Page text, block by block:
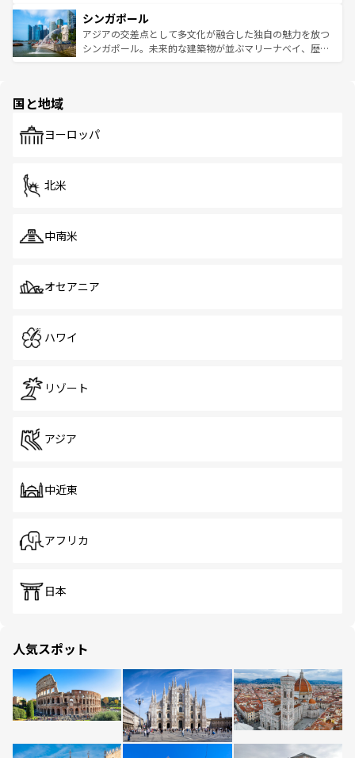
参照してほしい。
激する。気候は一年中温暖で、どの季節にも異なる楽しみ
が待っている。親しみやすいタイの人々、仏教を中心とし
た文化、そして多様な観光資源が、訪れる旅人を魅了し続
み、どこを訪れても感動するはず。観光スポットが密集し
ており、効率よく見どころを回れるのも魅力。息をのむよ
うな絶景から文化的な体験まで、香港を存分に楽しみ尽く
シンガポール
アジアの交差点として多文化が融合した独自の魅力を放つ
シンガポール。未来的な建築物が並ぶマリーナベイ、歴史
で、ホーカーズは地元の風情を楽しめる外せないスポット
国と地域
ヨーロッパ
北米
中南米
オセアニア
ハワイ
リゾート
アジア
中近東
アフリカ
日本
人気スポット